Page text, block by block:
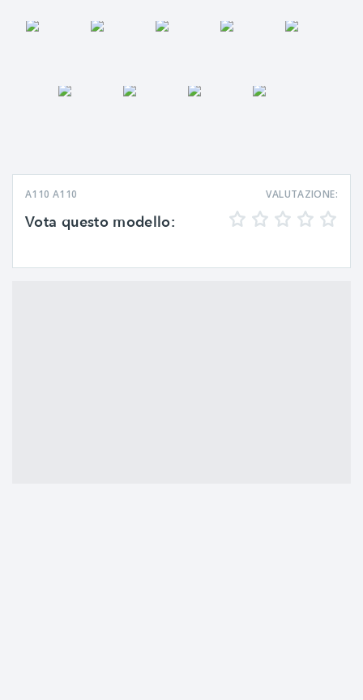
A110 A110 VALUTAZIONE:
Vota questo modello: